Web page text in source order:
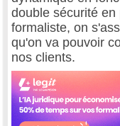
double sécurité
formaliste, on
qu'on va pouvoir
nos clients.